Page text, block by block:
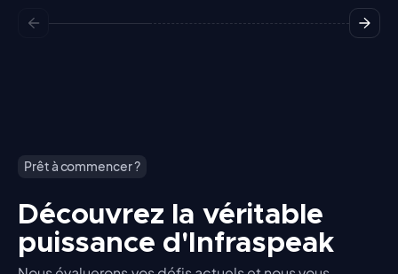
Prêt à commencer ?
Découvrez la véritable
puissance d'Infraspeak